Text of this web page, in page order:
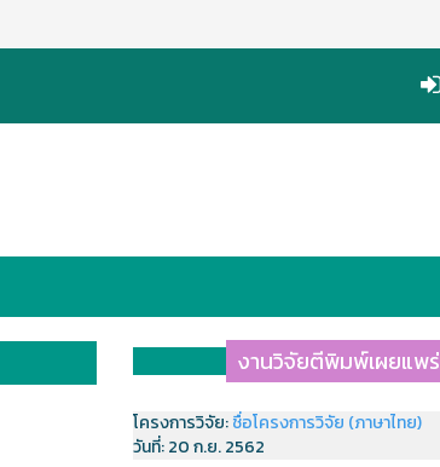
งานวิจัยตีพิมพ์เผยแพร่
โครงการวิจัย:ชื่อโครงการวิจัย (ภาษาไทย)
วันที่:20 ก.ย. 2562